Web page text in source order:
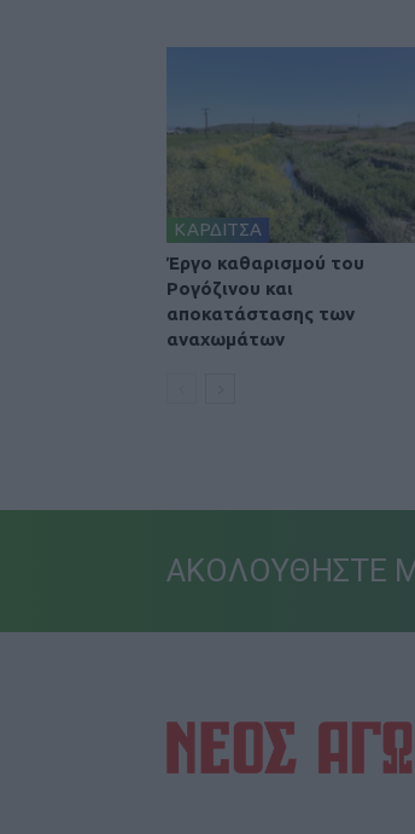
ΚΑΡΔΙΤΣΑ
Έργο καθαρισμού του
Ρογόζινου και
αποκατάστασης των
αναχωμάτων
ΑΚΟΛΟΥΘΗΣΤΕ